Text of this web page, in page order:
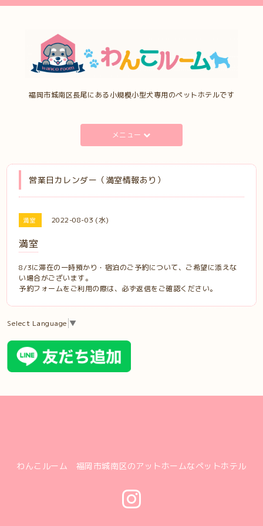
福岡市城南区長尾にある小規模小型犬専用のペットホテルです
メニュー
営業日カレンダー（満室情報あり）
満室 2022-08-03 (水)
満室
8/3に滞在の一時預かり・宿泊のご予約について、ご希望に添えな
い場合がございます。
予約フォームをご利用の際は、必ず返信をご確認ください。
Select Language ▼
わんこルーム 福岡市城南区のアットホームなペットホテル